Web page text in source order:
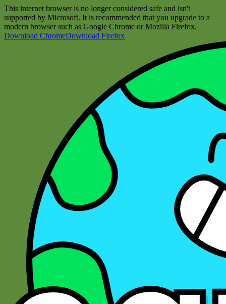
This internet browser is no longer considered safe and isn't
supported by Microsoft. It is recommended that you upgrade to a
modern browser such as Google Chrome or Mozilla Firefox.
Download ChromeDownload Firefox